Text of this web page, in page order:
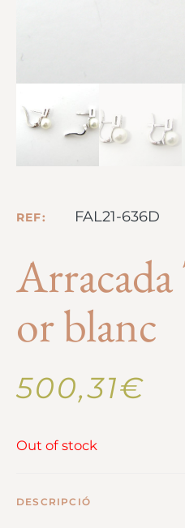
REF: FAL21-636D
or blanc
500,31€
Out of stock
DESCRIPCIÓ